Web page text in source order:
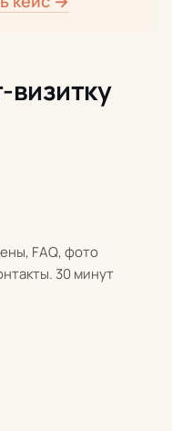
визитку
FAQ, фото
30 минут